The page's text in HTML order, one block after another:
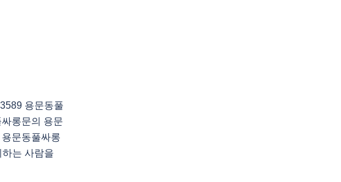
용문동풀
롱문의 용문
문동풀싸롱
하는 사람을